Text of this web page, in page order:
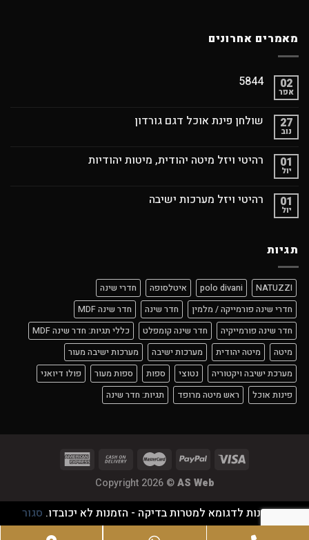
מאמרים אחרונים
02
אפר
5844
27
נוב
שולחן פינת אוכל דגם גורדון
01
יול
רהיטי ויזל מיטה יהודית, מיטות יהודיות
01
יול
רהיטי ויזל מערכות ישיבה
תגיות
NATUZZI
polo divani איטלסופה
חדרי שינה
חדרי שינה פורמייקה / מלמין
חדר שינה
חדר שינה MDF
חדר שינה פורמייקיה
חדר שינה קומפלט
כללי תגיות: חדר שינה MDF
מיטה
מיטה יהודית מערכות ישיבה
מערכות ישיבה מעור
מערכת ישיבה ויקטוריה
נטוצי ספות ספות מעור
פולו דיואני
פינות אוכל
ראש מיטה מרופד תגיות: חדר שינה
Copyright 2026 ©AS Web
זוהי חנות לדגומא למטרות בדיקה - הזמנות לא יכובדו. סגור